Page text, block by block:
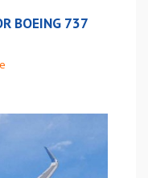
BOEING 737